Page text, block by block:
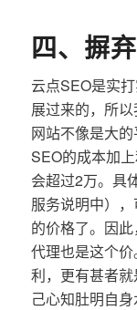
四、摒
云点SEO是实
展过来的，所
网站不像是大
SEO的成本加
会超过2万。具
服务说明中）
的价格了。因
代理也是这个
利，更有甚者就
己心知肚明自身